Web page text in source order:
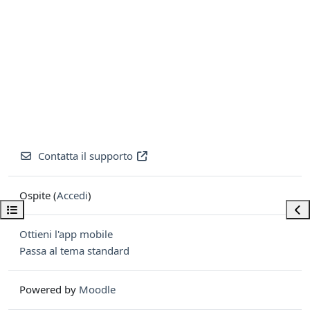
Apri indice del corso
Contatta il supporto
Ospite (Accedi)
Ottieni l'app mobile
Passa al tema standard
Powered by Moodle